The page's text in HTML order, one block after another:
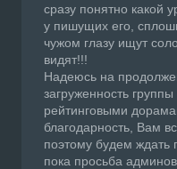
сразу понятно какой
у пишущих его,
чужом глазу ищут
видят!!!
Надеюсь на
загруженность
рейтинговыми
благодарность, Вам
поэтому будем ждать
пока просьба админов